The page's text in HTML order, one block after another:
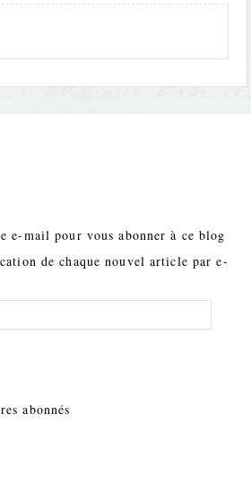
e-mail pour vous abonner à ce blog
de chaque nouvel article par e-
abonnés